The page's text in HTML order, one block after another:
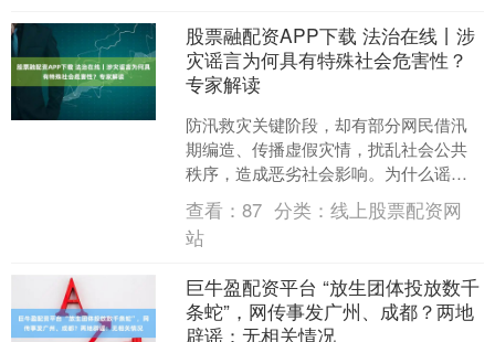
股票融配资APP下载 法治在线丨涉
灾谣言为何具有特殊社会危害性？
专家解读
防汛救灾关键阶段，却有部分网民借汛
期编造、传播虚假灾情，扰乱社会公共
秩序，造成恶劣社会影响。为什么谣言
总借机扩散，辟谣为什么必须及时跟进
呢？今天，从法学、心理学....
查看：87 分类：线上股票配资网
站
巨牛盈配资平台 “放生团体投放数千
条蛇”，网传事发广州、成都？两地
辟谣：无相关情况